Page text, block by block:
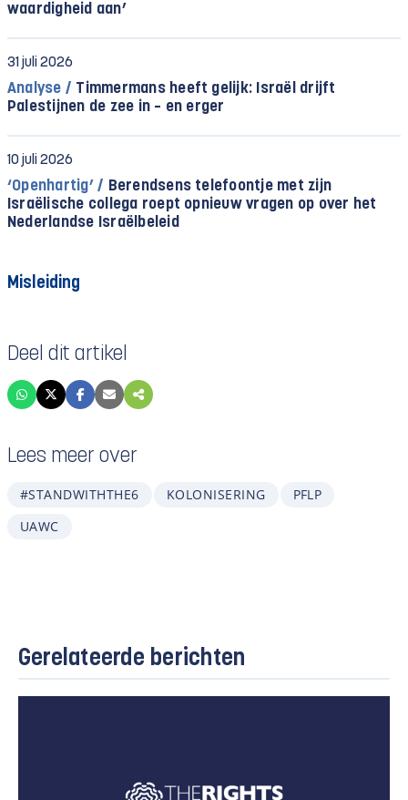
waardigheid aan’
31 juli 2026
Analyse / Timmermans heeft gelijk: Israël drijft
Palestijnen de zee in – en erger
10 juli 2026
‘Openhartig’ / Berendsens telefoontje met zijn
Israëlische collega roept opnieuw vragen op over het
Nederlandse Israëlbeleid
Misleiding
Deel dit artikel
Lees meer over
#STANDWITHTHE6 KOLONISERING
PFLP
UAWC
Gerelateerde berichten